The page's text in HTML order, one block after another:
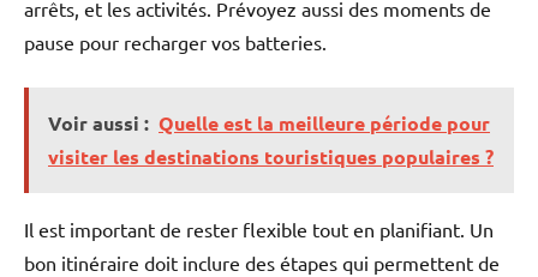
arrêts, et les activités. Prévoyez aussi des moments de
pause pour recharger vos batteries.
Voir aussi : Quelle est la meilleure période pour
visiter les destinations touristiques populaires ?
Il est important de rester flexible tout en planifiant. Un
bon itinéraire doit inclure des étapes qui permettent de